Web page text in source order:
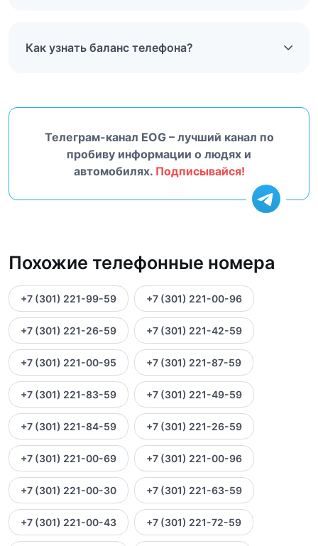
Как узнать баланс телефона?
Телеграм-канал EOG – лучший канал по
пробиву информации о людях и
автомобилях. Подписывайся!
Похожие телефонные номера
+7 (301) 221-99-59 +7 (301) 221-00-96
+7 (301) 221-26-59 +7 (301) 221-42-59
+7 (301) 221-00-95 +7 (301) 221-87-59
+7 (301) 221-83-59 +7 (301) 221-49-59
+7 (301) 221-84-59 +7 (301) 221-26-59
+7 (301) 221-00-69 +7 (301) 221-00-96
+7 (301) 221-00-30 +7 (301) 221-63-59
+7 (301) 221-00-43 +7 (301) 221-72-59